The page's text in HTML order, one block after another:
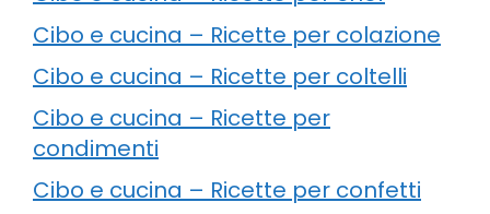
Cibo e cucina – Ricette per colazione
Cibo e cucina – Ricette per coltelli
Cibo e cucina – Ricette per
condimenti
Cibo e cucina – Ricette per confetti